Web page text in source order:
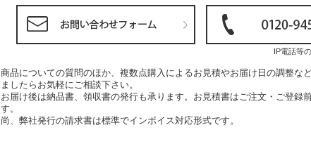
IP電話等
商品についての質問のほか、複数点購入によるお見積やお届け日の調整な
ましたらお気軽にご相談下さい。
お届け後は納品書、領収書の発行も承ります。お見積書はご注文・ご登録
す。
尚、弊社発行の請求書は標準でインボイス対応形式です。